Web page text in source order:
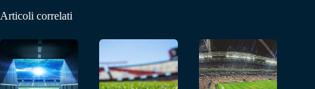
Articoli correlati